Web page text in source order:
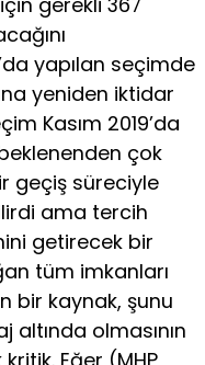
yapılan seçimde
yeniden iktidar
Kasım 2019’da
çok
geçiş süreciyle
ama tercih
getirecek bir
tüm imkanları
bir kaynak, şunu
altında olmasının